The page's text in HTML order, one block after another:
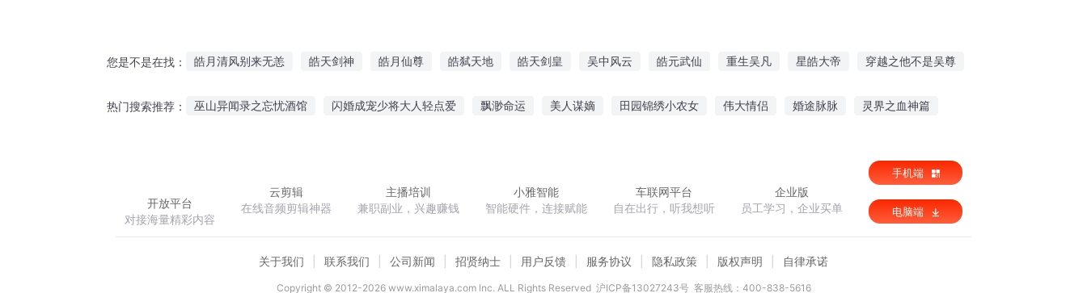
您是不是在找： 皓月清风别来无恙 皓天剑神 皓月仙尊 皓弑天地 皓天剑皇 吴中风云 皓元武仙 重生吴凡 星皓大帝 穿越之他不是吴尊
热门搜索推荐： 巫山异闻录之忘忧酒馆 闪婚成宠少将大人轻点爱 飘渺命运 美人谋嫡 田园锦绣小农女 伟大情侣 婚途脉脉 灵界之血神篇
开放平台
对接海量精彩内容
云剪辑
在线音频剪辑神器
主播培训
兼职副业，兴趣赚钱
小雅智能
智能硬件，连接赋能
车联网平台
自在出行，听我想听
企业版
员工学习，企业买单
手机端
电脑端
关于我们 联系我们 公司新闻 招贤纳士 用户反馈 服务协议 隐私政策 版权声明 自律承诺
Copyright © 2012-2026www.ximalaya.com lnc. ALL Rights Reserved 沪ICP备13027243号 客服热线：400-838-5616